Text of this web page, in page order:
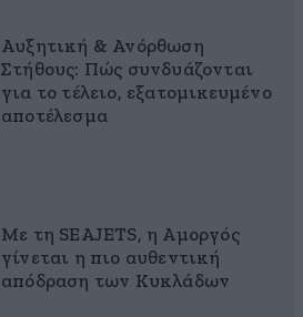
Αυξητική & Ανόρθωση
Στήθους: Πώς συνδυάζονται
για το τέλειο, εξατομικευμένο
αποτέλεσμα
Με τη SEAJETS, η Αμοργός
γίνεται η πιο αυθεντική
απόδραση των Κυκλάδων